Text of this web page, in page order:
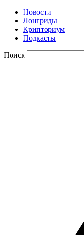
Новости
Лонгриды
Крипториум
Подкасты
Поиск